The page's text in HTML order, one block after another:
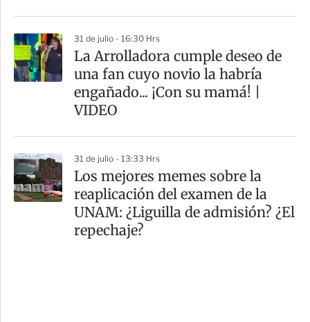
31 de julio - 16:30 Hrs
La Arrolladora cumple deseo de
una fan cuyo novio la habría
engañado... ¡Con su mamá! |
VIDEO
31 de julio - 13:33 Hrs
Los mejores memes sobre la
reaplicación del examen de la
UNAM: ¿Liguilla de admisión? ¿El
repechaje?